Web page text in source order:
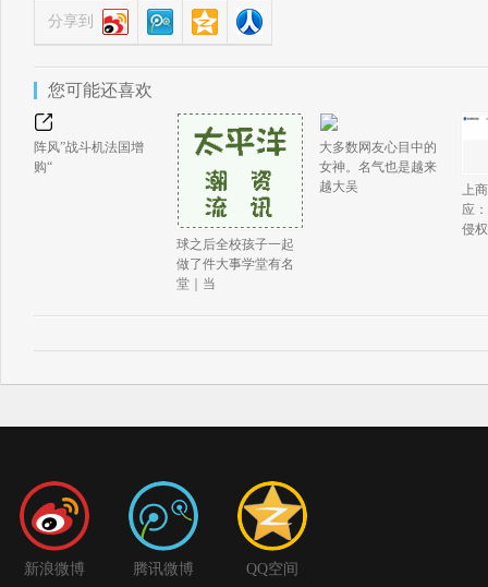
分享到
您可能还喜欢
阵风”战斗机法国增
购“
球之后全校孩子一起
做了件大事学堂有名
堂｜当
大多数网友心目中的
女神。名气也是越来
越大吴
上
应
侵
新浪微博 腾讯微博 QQ空间